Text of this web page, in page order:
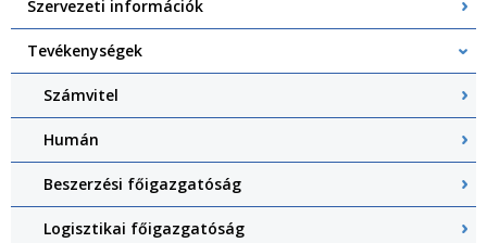
Szervezeti információk
Tevékenységek
Számvitel
Humán
Beszerzési főigazgatóság
Logisztikai főigazgatóság